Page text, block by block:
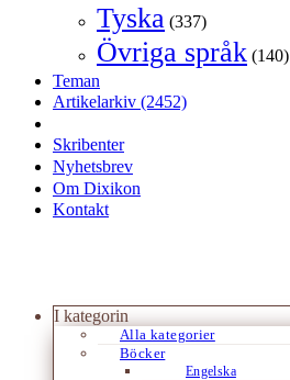
Tyska (337)
Övriga språk (140)
Teman
Artikelarkiv (2452)
Skribenter
Nyhetsbrev
Om Dixikon
Kontakt
I kategorin
Alla kategorier
Böcker
Engelska